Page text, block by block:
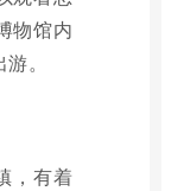
物馆内
。
，有着